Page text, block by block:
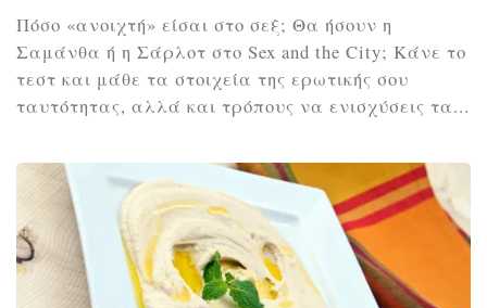
Πόσο «ανοιχτή» είσαι στο σεξ; Θα ήσουν η
Σαμάνθα ή η Σάρλοτ στο Sex and the City; Κάνε το
τεστ και μάθε τα στοιχεία της ερωτικής σου
ταυτότητας, αλλά και τρόπους να ενισχύσεις τα...